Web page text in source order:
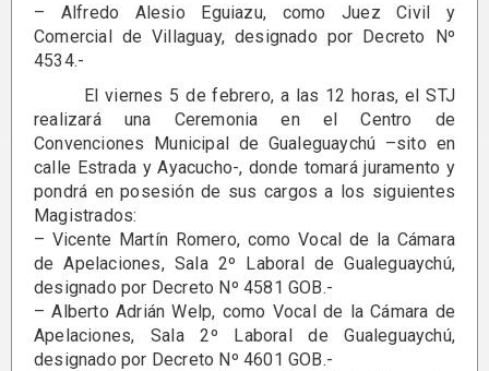
– Alfredo Alesio Eguiazu, como Juez Civil y
Comercial de Villaguay, designado por Decreto Nº
4534.-
El viernes 5 de febrero, a las 12 horas, el STJ
realizará una Ceremonia en el Centro de
Convenciones Municipal de Gualeguaychú –sito en
calle Estrada y Ayacucho-, donde tomará juramento y
pondrá en posesión de sus cargos a los siguientes
Magistrados:
– Vicente Martín Romero, como Vocal de la Cámara
de Apelaciones, Sala 2º Laboral de Gualeguaychú,
designado por Decreto Nº 4581 GOB.-
– Alberto Adrián Welp, como Vocal de la Cámara de
Apelaciones, Sala 2º Laboral de Gualeguaychú,
designado por Decreto Nº 4601 GOB.-